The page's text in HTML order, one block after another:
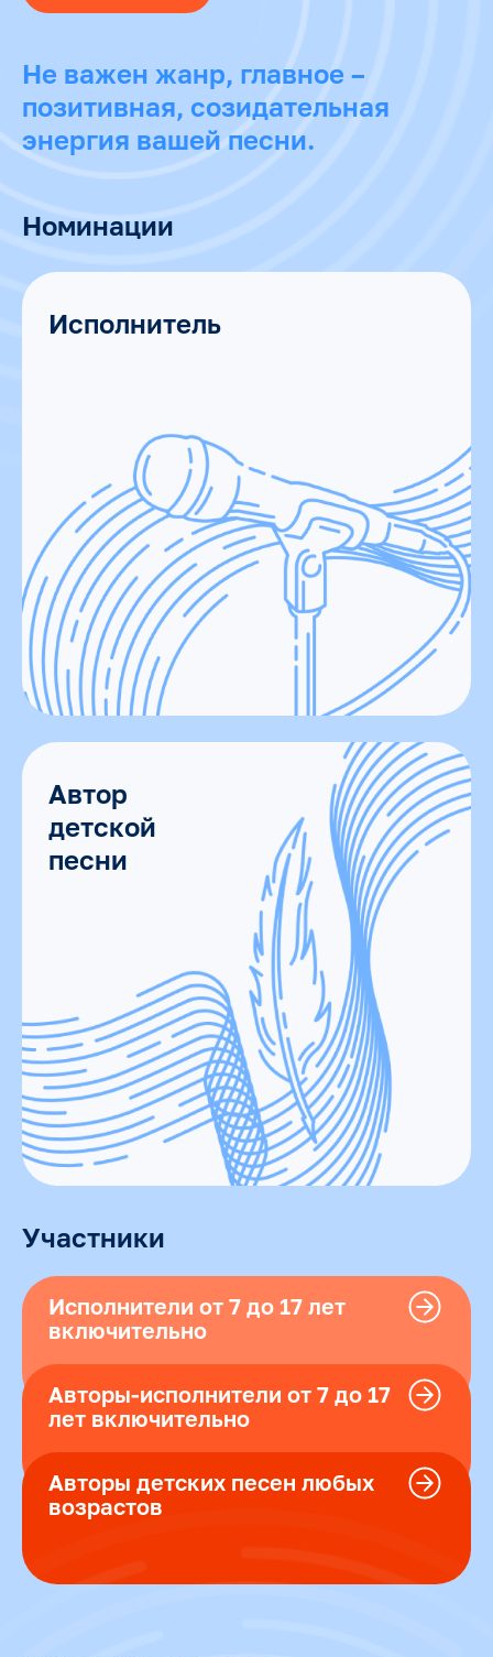
Не важен жанр, главное –
позитивная, созидательная
энергия вашей песни.
Номинации
Исполнитель
Автор
детской
песни
Участники
Исполнители от 7 до 17 лет
включительно
Авторы-исполнители от 7 до 17
лет включительно
Авторы детских песен любых
возрастов